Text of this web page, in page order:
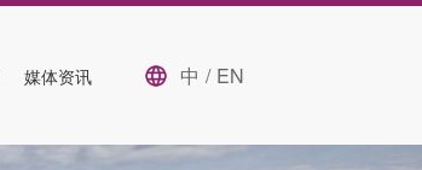
媒体资讯 中 / EN